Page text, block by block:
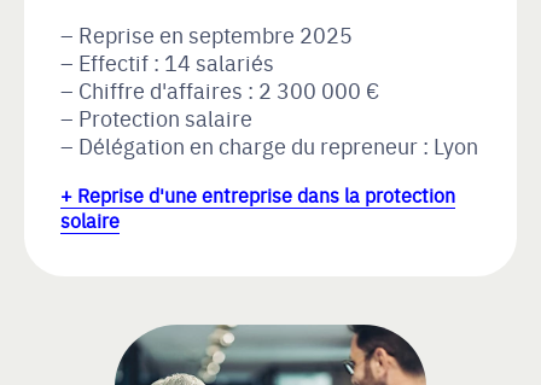
Reprise en septembre 2025
Effectif : 14 salariés
Chiffre d'affaires : 2 300 000 €
Protection salaire
Délégation en charge du repreneur : Lyon
+ Reprise d'une entreprise dans la protection
solaire